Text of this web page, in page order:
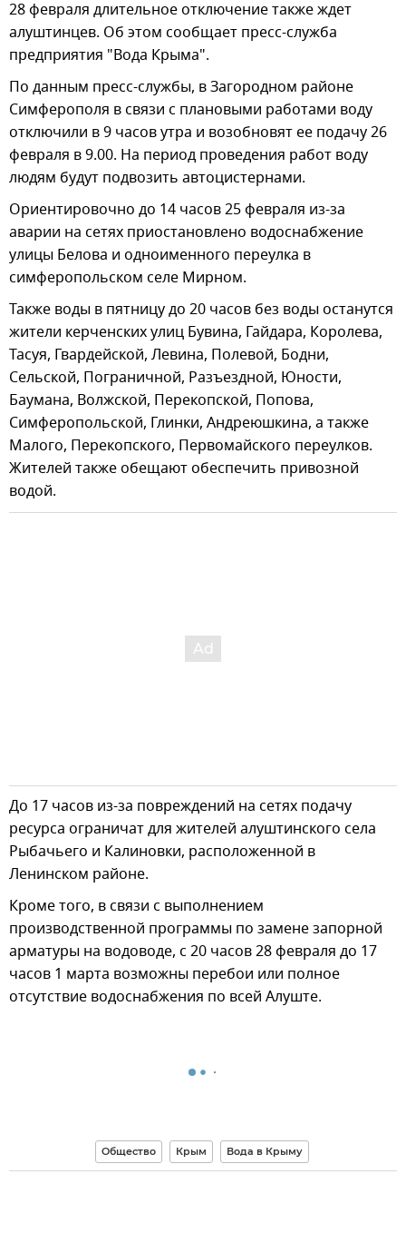
28 февраля длительное отключение также ждет
алуштинцев. Об этом сообщает пресс-служба
предприятия "Вода Крыма".
По данным пресс-службы, в Загородном районе
Симферополя в связи с плановыми работами воду
отключили в 9 часов утра и возобновят ее подачу 26
февраля в 9.00. На период проведения работ воду
людям будут подвозить автоцистернами.
Ориентировочно до 14 часов 25 февраля из-за
аварии на сетях приостановлено водоснабжение
улицы Белова и одноименного переулка в
симферопольском селе Мирном.
Также воды в пятницу до 20 часов без воды останутся
жители керченских улиц Бувина, Гайдара, Королева,
Тасуя, Гвардейской, Левина, Полевой, Бодни,
Сельской, Пограничной, Разъездной, Юности,
Баумана, Волжской, Перекопской, Попова,
Симферопольской, Глинки, Андреюшкина, а также
Малого, Перекопского, Первомайского переулков.
Жителей также обещают обеспечить привозной
водой.
До 17 часов из-за повреждений на сетях подачу
ресурса ограничат для жителей алуштинского села
Рыбачьего и Калиновки, расположенной в
Ленинском районе.
Кроме того, в связи с выполнением
производственной программы по замене запорной
арматуры на водоводе, с 20 часов 28 февраля до 17
часов 1 марта возможны перебои или полное
отсутствие водоснабжения по всей Алуште.
Общество Крым Вода в Крыму